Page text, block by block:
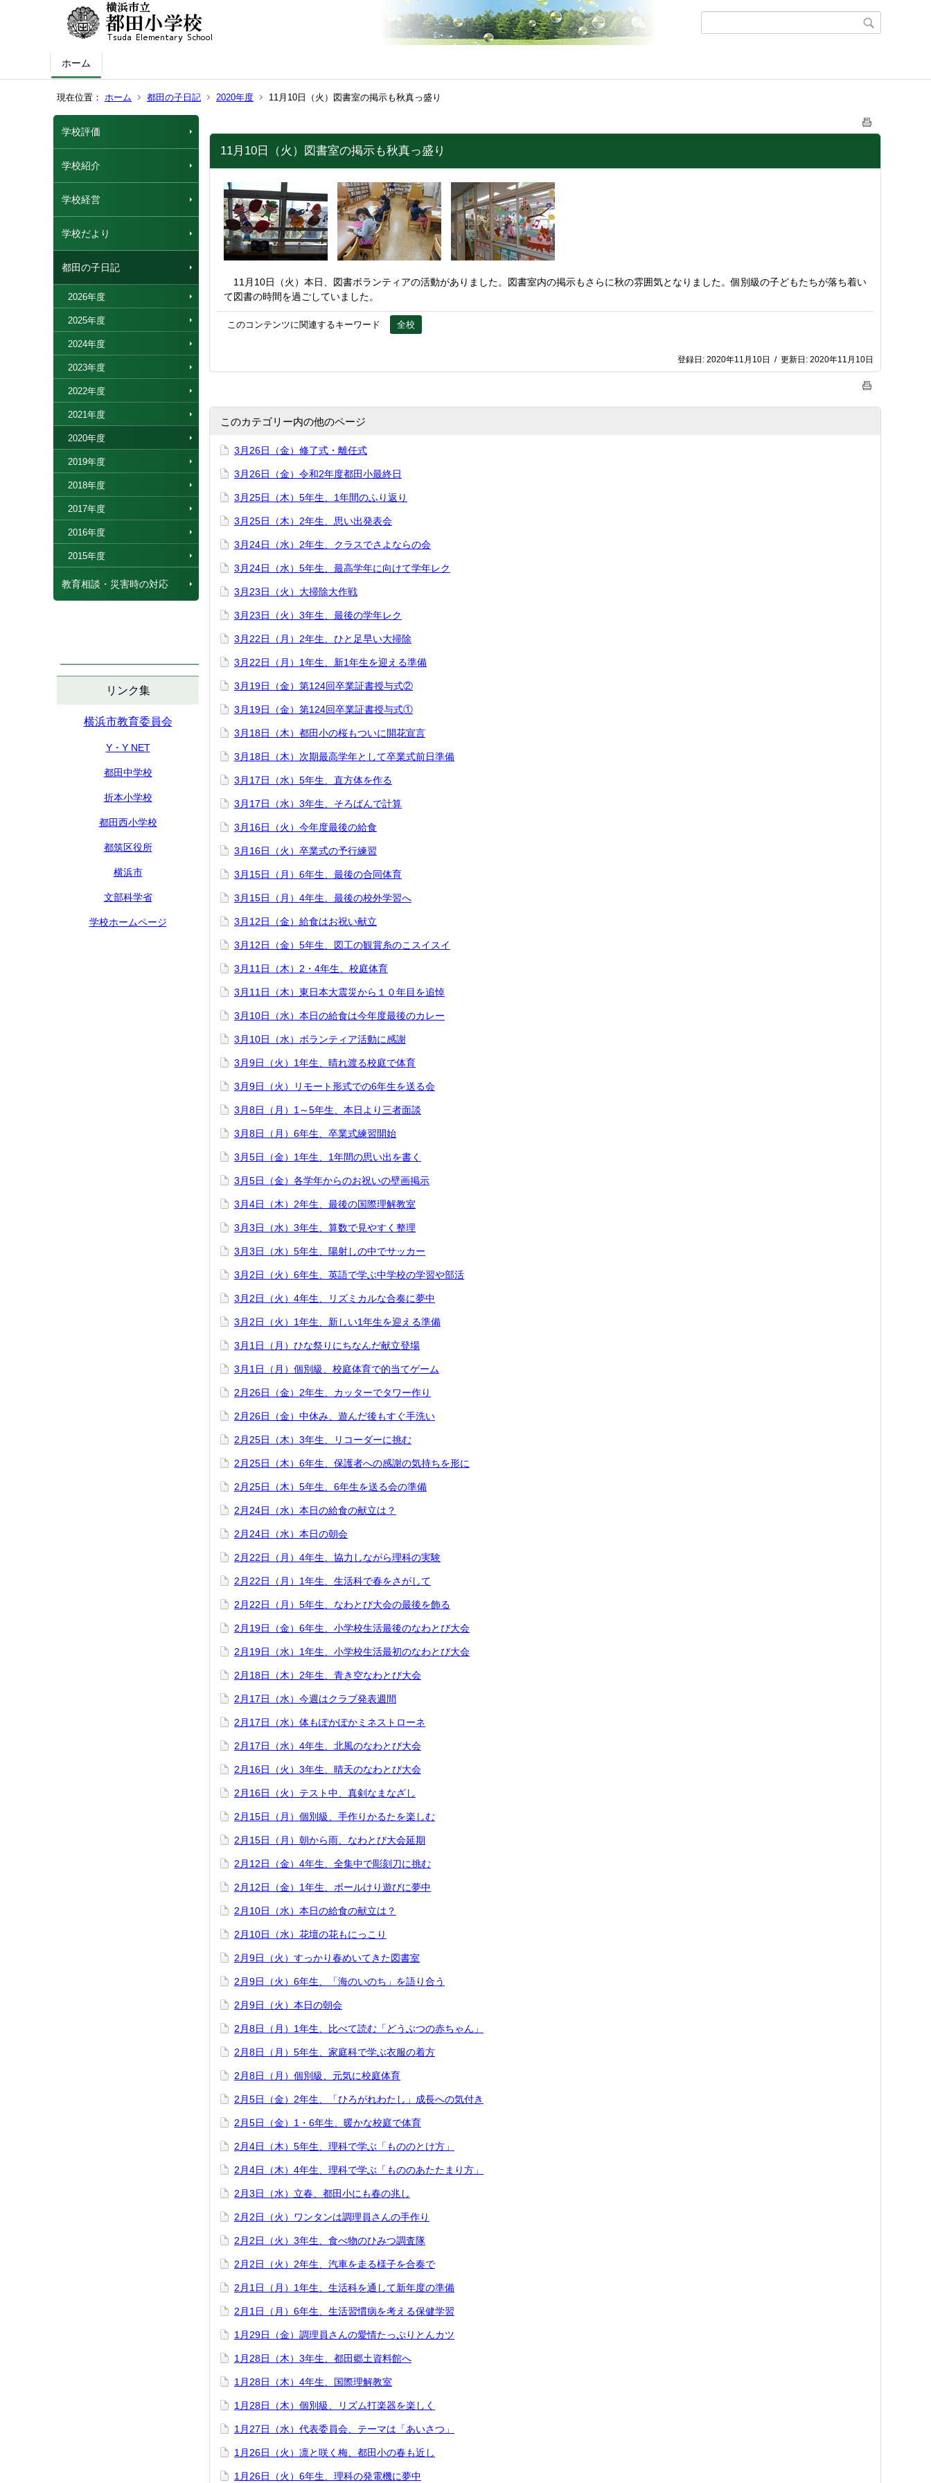
ホーム
現在位置： ホーム 都田の子日記 2020年度 11月10日（火）図書室の掲示も秋真っ盛り
学校評価
学校紹介
学校経営
学校だより
都田の子日記
2026年度
2025年度
2024年度
2023年度
2022年度
2021年度
2020年度
2019年度
2018年度
2017年度
2016年度
2015年度
教育相談・災害時の対応
リンク集
横浜市教育委員会
Y・Y NET
都田中学校
折本小学校
都田西小学校
都筑区役所
横浜市
文部科学省
学校ホームページ
11月10日（火）図書室の掲示も秋真っ盛り
11月10日（火）本日、図書ボランティアの活動がありました。図書室内の掲示もさらに秋の雰囲気となりました。個別級の子どもたちが落ち着い
て図書の時間を過ごしていました。
このコンテンツに関連するキーワード 全校
登録日: 2020年11月10日 / 更新日: 2020年11月10日
このカテゴリー内の他のページ
3月26日（金）修了式・離任式
3月26日（金）令和2年度都田小最終日
3月25日（木）5年生、1年間のふり返り
3月25日（木）2年生、思い出発表会
3月24日（水）2年生、クラスでさよならの会
3月24日（水）5年生、最高学年に向けて学年レク
3月23日（火）大掃除大作戦
3月23日（火）3年生、最後の学年レク
3月22日（月）2年生、ひと足早い大掃除
3月22日（月）1年生、新1年生を迎える準備
3月19日（金）第124回卒業証書授与式②
3月19日（金）第124回卒業証書授与式①
3月18日（木）都田小の桜もついに開花宣言
3月18日（木）次期最高学年として卒業式前日準備
3月17日（水）5年生、直方体を作る
3月17日（水）3年生、そろばんで計算
3月16日（火）今年度最後の給食
3月16日（火）卒業式の予行練習
3月15日（月）6年生、最後の合同体育
3月15日（月）4年生、最後の校外学習へ
3月12日（金）給食はお祝い献立
3月12日（金）5年生、図工の観賞糸のこスイスイ
3月11日（木）2・4年生、校庭体育
3月11日（木）東日本大震災から１０年目を追悼
3月10日（水）本日の給食は今年度最後のカレー
3月10日（水）ボランティア活動に感謝
3月9日（火）1年生、晴れ渡る校庭で体育
3月9日（火）リモート形式での6年生を送る会
3月8日（月）1～5年生、本日より三者面談
3月8日（月）6年生、卒業式練習開始
3月5日（金）1年生、1年間の思い出を書く
3月5日（金）各学年からのお祝いの壁画掲示
3月4日（木）2年生、最後の国際理解教室
3月3日（水）3年生、算数で見やすく整理
3月3日（水）5年生、陽射しの中でサッカー
3月2日（火）6年生、英語で学ぶ中学校の学習や部活
3月2日（火）4年生、リズミカルな合奏に夢中
3月2日（火）1年生、新しい1年生を迎える準備
3月1日（月）ひな祭りにちなんだ献立登場
3月1日（月）個別級、校庭体育で的当てゲーム
2月26日（金）2年生、カッターでタワー作り
2月26日（金）中休み、遊んだ後もすぐ手洗い
2月25日（木）3年生、リコーダーに挑む
2月25日（木）6年生、保護者への感謝の気持ちを形に
2月25日（木）5年生、6年生を送る会の準備
2月24日（水）本日の給食の献立は？
2月24日（水）本日の朝会
2月22日（月）4年生、協力しながら理科の実験
2月22日（月）1年生、生活科で春をさがして
2月22日（月）5年生、なわとび大会の最後を飾る
2月19日（金）6年生、小学校生活最後のなわとび大会
2月19日（水）1年生、小学校生活最初のなわとび大会
2月18日（木）2年生、青き空なわとび大会
2月17日（水）今週はクラブ発表週間
2月17日（水）体もぽかぽかミネストローネ
2月17日（水）4年生、北風のなわとび大会
2月16日（火）3年生、晴天のなわとび大会
2月16日（火）テスト中、真剣なまなざし
2月15日（月）個別級、手作りかるたを楽しむ
2月15日（月）朝から雨、なわとび大会延期
2月12日（金）4年生、全集中で彫刻刀に挑む
2月12日（金）1年生、ボールけり遊びに夢中
2月10日（水）本日の給食の献立は？
2月10日（水）花壇の花もにっこり
2月9日（火）すっかり春めいてきた図書室
2月9日（火）6年生、「海のいのち」を語り合う
2月9日（火）本日の朝会
2月8日（月）1年生、比べて読む「どうぶつの赤ちゃん」
2月8日（月）5年生、家庭科で学ぶ衣服の着方
2月8日（月）個別級、元気に校庭体育
2月5日（金）2年生、「ひろがれわたし」成長への気付き
2月5日（金）1・6年生、暖かな校庭で体育
2月4日（木）5年生、理科で学ぶ「もののとけ方」
2月4日（木）4年生、理科で学ぶ「もののあたたまり方」
2月3日（水）立春、都田小にも春の兆し
2月2日（火）ワンタンは調理員さんの手作り
2月2日（火）3年生、食べ物のひみつ調査隊
2月2日（火）2年生、汽車を走る様子を合奏で
2月1日（月）1年生、生活科を通して新年度の準備
2月1日（月）6年生、生活習慣病を考える保健学習
1月29日（金）調理員さんの愛情たっぷりとんカツ
1月28日（木）3年生、都田郷土資料館へ
1月28日（木）4年生、国際理解教室
1月28日（木）個別級、リズム打楽器を楽しく
1月27日（水）代表委員会、テーマは「あいさつ」
1月26日（火）凛と咲く梅、都田小の春も近し
1月26日（火）6年生、理科の発電機に夢中